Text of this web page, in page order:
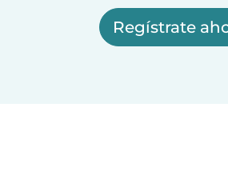
Regístrate